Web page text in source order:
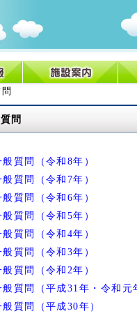
問
般質問（令和8年）
般質問（令和7年）
般質問（令和6年）
般質問（令和5年）
般質問（令和4年）
般質問（令和3年）
般質問（令和2年）
般質問（平成31年・令和元
般質問（平成30年）